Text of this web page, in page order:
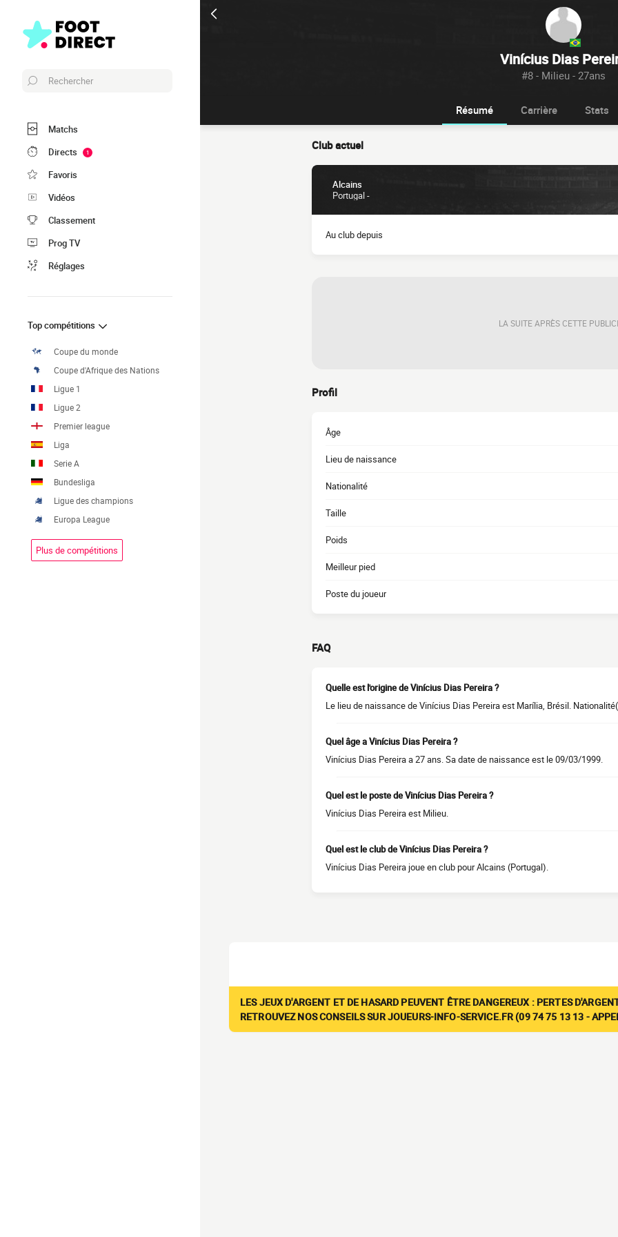
Vinícius Dias
#8 - Milieu - 27ans
Rechercher
Matchs
Directs
1
Favoris
Vidéos
Classement
Prog TV
Réglages
Top compétitions
Coupe du monde
Coupe d'Afrique des Nations
Ligue 1
Ligue 2
Premier league
Liga
Serie A
Bundesliga
Ligue des champions
Europa League
Plus de compétitions
Résumé Carrière Stats
Club actuel
Alcains
Portugal -
Au club depuis
LA SUITE APRÈS CETTE
Profil
Âge
Lieu de naissance
Nationalité
Taille
Poids
Meilleur pied
Poste du joueur
FAQ
Quelle est l'origine de Vinícius Dias Pereira ?
Le lieu de naissance de Vinícius Dias Pereira est Marília, Brésil.
Quel âge a Vinícius Dias Pereira ?
Vinícius Dias Pereira a 27 ans. Sa date de naissance est le 09/03/1999.
Quel est le poste de Vinícius Dias Pereira ?
Vinícius Dias Pereira est Milieu.
Quel est le club de Vinícius Dias Pereira ?
Vinícius Dias Pereira joue en club pour Alcains (Portugal).
LES JEUX D'ARGENT ET DE HASARD PEUVENT ÊTRE DANGEREUX : PERTES
RETROUVEZ NOS CONSEILS SUR JOUEURS-INFO-SERVICE.FR (09 74 75 13 13 -